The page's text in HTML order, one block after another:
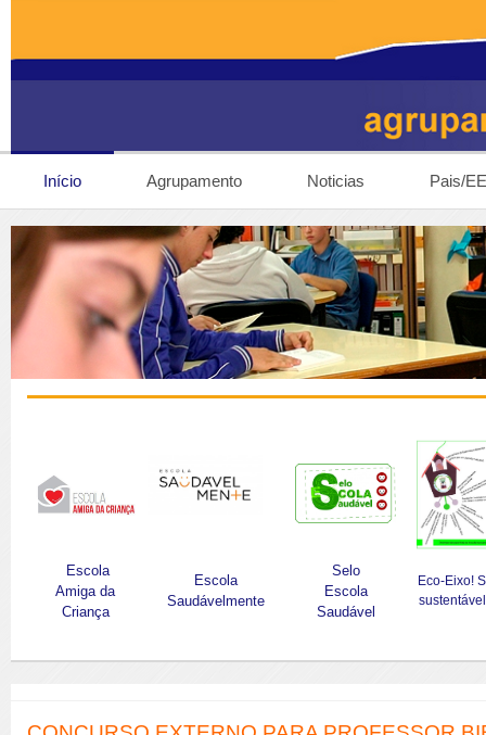
Início Agrupamento Noticias Pais/EE
Escola
Amiga da
Criança
Escola
Saudávelmente
Selo
Escola
Saudável
Eco-Eixo!